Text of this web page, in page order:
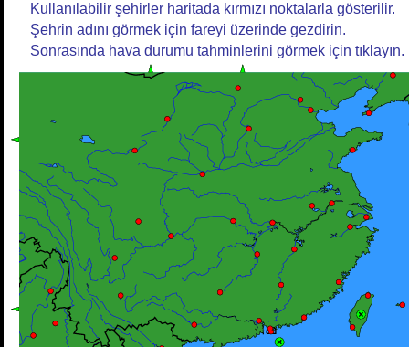
Kullanılabilir şehirler haritada kırmızı noktalarla gösterilir.
Şehrin adını görmek için fareyi üzerinde gezdirin.
Sonrasında hava durumu tahminlerini görmek için tıklayın.